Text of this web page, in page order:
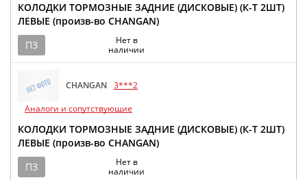
КОЛОДКИ ТОРМОЗНЫЕ ЗАДНИЕ (ДИСКОВЫЕ) (К-Т 2ШТ)
ЛЕВЫЕ (произв-во CHANGAN)
ПЗ
Нет в
наличии
CHANGAN 3***2
Аналоги и сопутствующие
КОЛОДКИ ТОРМОЗНЫЕ ЗАДНИЕ (ДИСКОВЫЕ) (К-Т 2ШТ)
ЛЕВЫЕ (произв-во CHANGAN)
ПЗ
Нет в
наличии